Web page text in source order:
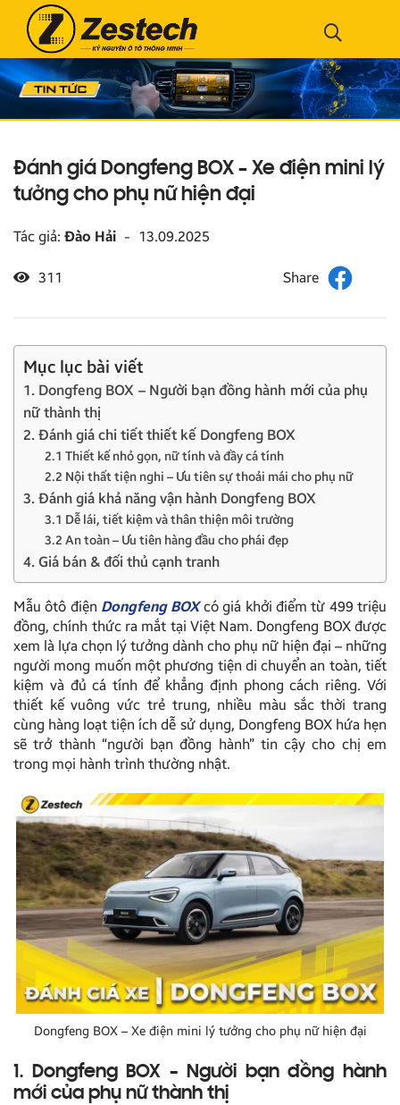
Đánh giá Dongfeng BOX – Xe điện mini lý
tưởng cho phụ nữ hiện đại
Tác giả: Đào Hải - 13.09.2025
311
Mục lục bài viết
1. Dongfeng BOX – Người bạn đồng hành mới của phụ
nữ thành thị
2. Đánh giá chi tiết thiết kế Dongfeng BOX
2.1 Thiết kế nhỏ gọn, nữ tính và đầy cá tính
2.2 Nội thất tiện nghi – Ưu tiên sự thoải mái cho phụ nữ
3. Đánh giá khả năng vận hành Dongfeng BOX
3.1 Dễ lái, tiết kiệm và thân thiện môi trường
3.2 An toàn – Ưu tiên hàng đầu cho phái đẹp
4. Giá bán & đối thủ cạnh tranh
Mẫu ôtô điện Dongfeng BOXcó giá khởi điểm từ 499 triệu
đồng, chính thức ra mắt tại Việt Nam. Dongfeng BOX được
xem là lựa chọn lý tưởng dành cho phụ nữ hiện đại – những
người mong muốn một phương tiện di chuyển an toàn, tiết
kiệm và đủ cá tính để khẳng định phong cách riêng. Với
thiết kế vuông vức trẻ trung, nhiều màu sắc thời trang
cùng hàng loạt tiện ích dễ sử dụng, Dongfeng BOX hứa hẹn
sẽ trở thành “người bạn đồng hành” tin cậy cho chị em
trong mọi hành trình thường nhật.
Dongfeng BOX – Xe điện mini lý tưởng cho phụ nữ hiện đại
1. Dongfeng BOX – Người bạn đồng hành
mới của phụ nữ thành thị